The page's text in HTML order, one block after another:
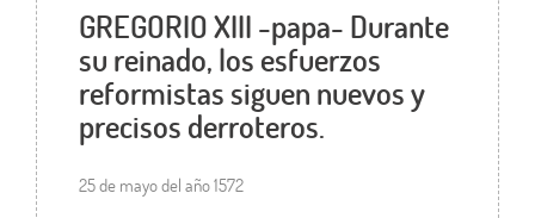
GREGORIO XIII -papa- Durante
su reinado, los esfuerzos
reformistas siguen nuevos y
precisos derroteros.
25 de mayo del año 1572